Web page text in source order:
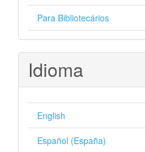
Para Bibliotecários
Idioma
English
Español (España)